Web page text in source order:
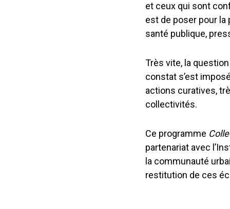
et ceux qui sont
est de poser pour
santé publique,
Très vite, la
constat s’est
actions curatives,
collectivités.
Ce programme
partenariat avec
la communauté
restitution de ces